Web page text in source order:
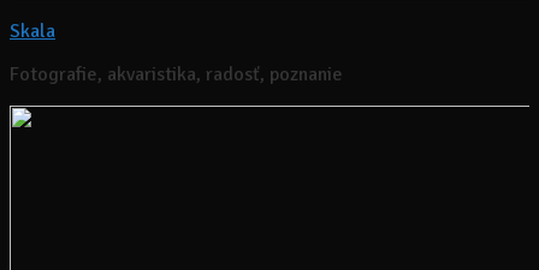
Skala
Fotografie, akvaristika, radosť, poznanie